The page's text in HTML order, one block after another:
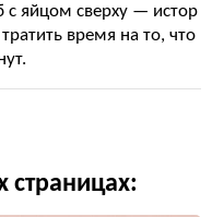
яйцом сверху — истор
время на то, что
страницах: